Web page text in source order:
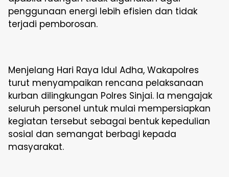
penggunaan energi lebih efisien dan tidak
terjadi pemborosan.
Menjelang Hari Raya Idul Adha, Wakapolres
turut menyampaikan rencana pelaksanaan
kurban dilingkungan Polres Sinjai. Ia mengajak
seluruh personel untuk mulai mempersiapkan
kegiatan tersebut sebagai bentuk kepedulian
sosial dan semangat berbagi kepada
masyarakat.